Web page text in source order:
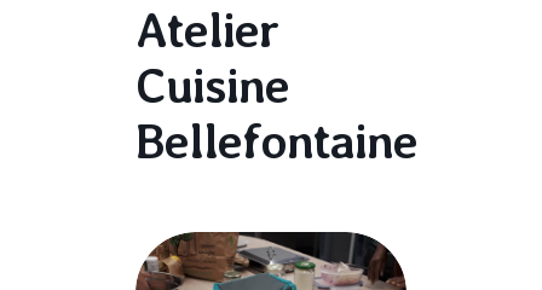
Atelier
Cuisine
Bellefontaine